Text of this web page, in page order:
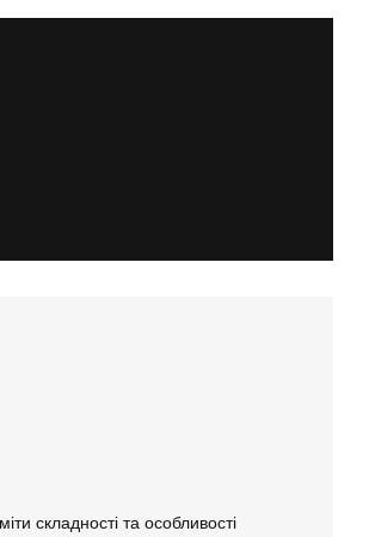
складності та особливості